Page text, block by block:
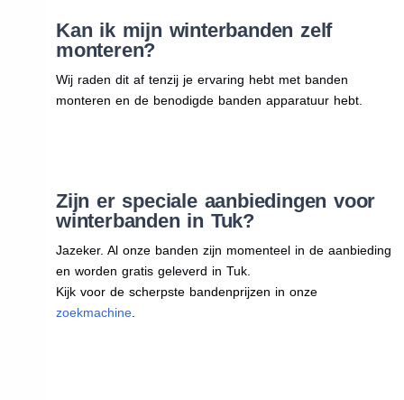
Kan ik mijn winterbanden zelf
monteren?
Wij raden dit af tenzij je ervaring hebt met banden
monteren en de benodigde banden apparatuur hebt.
Zijn er speciale aanbiedingen voor
winterbanden in Tuk?
Jazeker. Al onze banden zijn momenteel in de aanbieding
en worden gratis geleverd in Tuk.
Kijk voor de scherpste bandenprijzen in onze
zoekmachine.